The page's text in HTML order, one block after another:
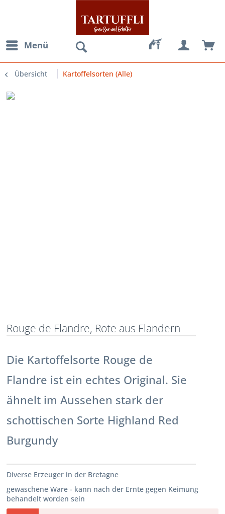
Menü
Übersicht Kartoffelsorten (Alle)
Rouge de Flandre, Rote aus Flandern
Die Kartoffelsorte Rouge de
Flandre ist ein echtes Original. Sie
ähnelt im Aussehen stark der
schottischen Sorte Highland Red
Burgundy
Diverse Erzeuger in der Bretagne
gewaschene Ware - kann nach der Ernte gegen Keimung
behandelt worden sein